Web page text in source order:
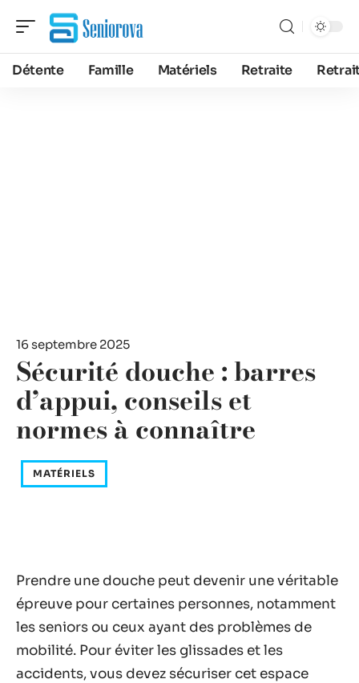
Détente Famille Matériels Retraite
16 septembre 2025
Sécurité douche : barres
d’appui, conseils et
normes à connaître
MATÉRIELS
Prendre une douche peut devenir une véritable
épreuve pour certaines personnes, notamment
les seniors ou ceux ayant des problèmes de
mobilité. Pour éviter les glissades et les
accidents, vous devez sécuriser cet espace